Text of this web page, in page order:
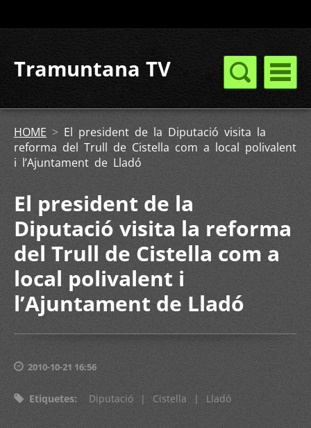
Tramuntana TV
HOME > El president de la Diputació visita la
reforma del Trull de Cistella com a local polivalent
i l’Ajuntament de Lladó
El president de la
Diputació visita la reforma
del Trull de Cistella com a
local polivalent i
l’Ajuntament de Lladó
2010-10-21 16:56
Etiquetes: Diputació | Cistella | Lladó